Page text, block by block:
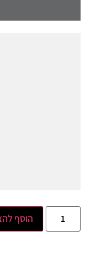
הוסף